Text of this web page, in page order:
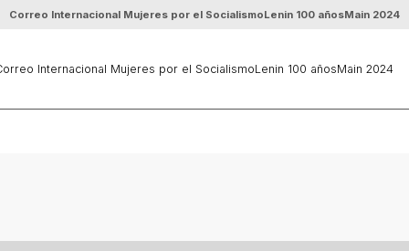
Correo Internacional Mujeres por el SocialismoLenin 100 añosMain 2024
Internacional Mujeres por el SocialismoLenin 100 añosMain 2024